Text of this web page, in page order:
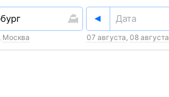
, Москва 07 августа, 08 августа